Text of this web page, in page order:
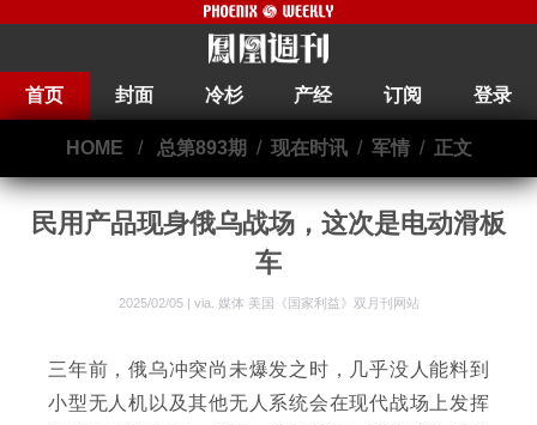
首页 封面 冷杉 产经 订阅 登录
HOME / 总第893期 / 现在时讯/ 军情/ 正文
民用产品现身俄乌战场，这次是电动滑板
车
2025/02/05 | via. 媒体 美国《国家利益》双月刊网站
三年前，俄乌冲突尚未爆发之时，几乎没人能料到
小型无人机以及其他无人系统会在现代战场上发挥